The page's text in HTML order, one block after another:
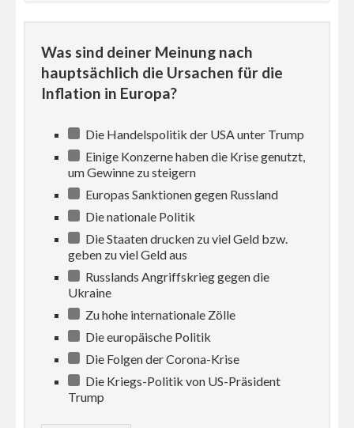
Was sind deiner Meinung nach
hauptsächlich die Ursachen für die
Inflation in Europa?
Die Handelspolitik der USA unter Trump
Einige Konzerne haben die Krise genutzt,
um Gewinne zu steigern
Europas Sanktionen gegen Russland
Die nationale Politik
Die Staaten drucken zu viel Geld bzw.
geben zu viel Geld aus
Russlands Angriffskrieg gegen die
Ukraine
Zu hohe internationale Zölle
Die europäische Politik
Die Folgen der Corona-Krise
Die Kriegs-Politik von US-Präsident
Trump